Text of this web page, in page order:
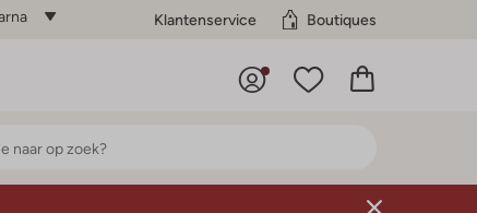
Klantenservice Boutiques